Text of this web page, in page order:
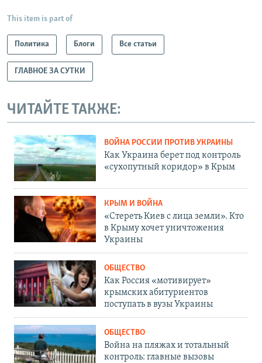
This item is part of
Политика Блоги Все статьи
ГЛАВНОЕ ЗА СУТКИ
ЧИТАЙТЕ ТАКЖЕ:
ВОЙНА РОССИИ ПРОТИВ УКРАИНЫ
Как Украина берет под контроль
«сухопутный коридор» в Крым
КРЫМ И ВОЙНА
«Стереть Киев с лица земли». Кто
в Крыму хочет уничтожения
Украины
ОБЩЕСТВО
Как Россия «мотивирует»
крымских абитуриентов
поступать в вузы Украины
ОБЩЕСТВО
Война на пляжах и тотальный
контроль: главные вызовы